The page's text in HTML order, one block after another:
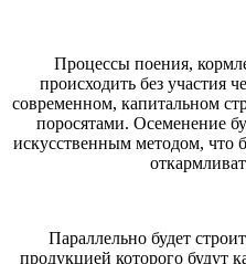
Процессы поения,
происходить без участия
современном, капитальном
поросятами. Осеменение
искусственным методом, что
Параллельно будет
продукцией которого будут